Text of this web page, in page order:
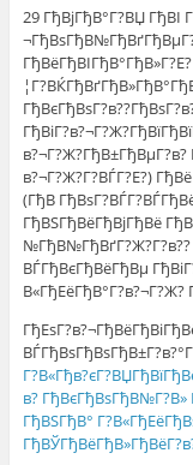
29 ГђВјГђВ°Г?ВЏ ГђВІ
в?¬Г?Ж?Г?ВЃГ?Е?)
(ГђВ
ГђВЅГђВёГђВјГђВё
№ГђВ№ГђВґГ?Ж?Г?в??
ВЃГђВєГђВёГђВµ
в? ГђВєГђВѕГђВ№Г?В»
ГђВЅГђВ°